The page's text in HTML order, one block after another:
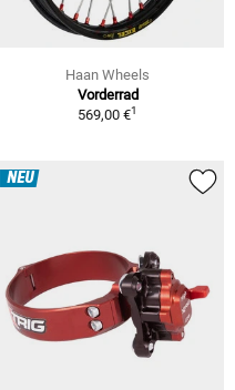
Haan Wheels
Vorderrad
569,00 €1
NEU